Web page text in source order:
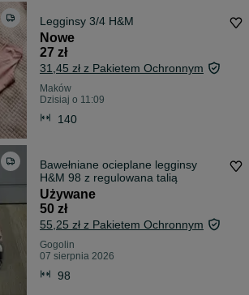
Legginsy 3/4 H&M
Nowe
27 zł
31,45 zł z Pakietem Ochronnym
Maków
Dzisiaj o 11:09
140
Bawełniane ocieplane legginsy
H&M 98 z regulowana talią
Używane
50 zł
55,25 zł z Pakietem Ochronnym
Gogolin
07 sierpnia 2026
98